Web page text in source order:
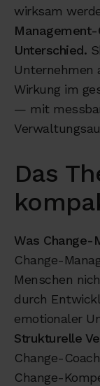
wirksam
Unterschied.
Unternehmen
Wirkung im
— mit
Das
Was Change-
Change-
Menschen
durch
emotionaler
Strukturelle
Change-
Change-